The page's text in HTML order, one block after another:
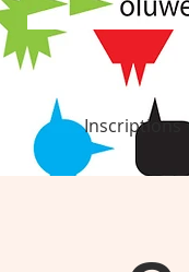
Inscriptions